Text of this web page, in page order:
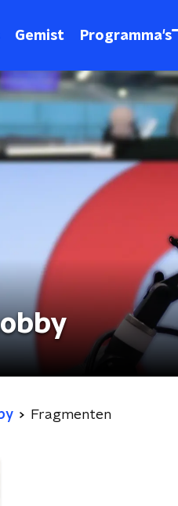
Gemist Programma's
Fragmenten